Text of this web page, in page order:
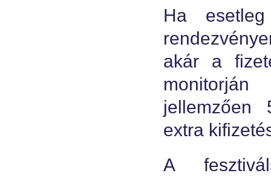
Ha
akár a
jellemzően
extra
A